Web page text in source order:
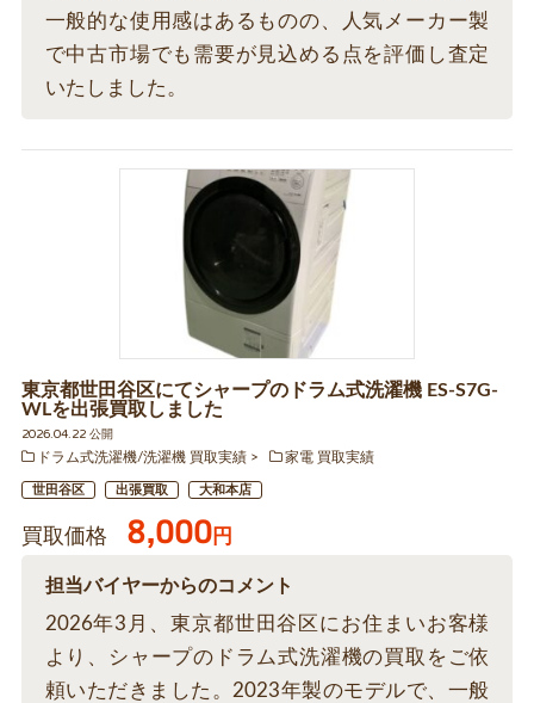
一般的な使用感はあるものの、人気メーカー製
で中古市場でも需要が見込める点を評価し査定
いたしました。
東京都世田谷区にてシャープのドラム式洗濯機 ES-S7G-
WLを出張買取しました
2026.04.22 公開
ドラム式洗濯機/洗濯機 買取実績
家電 買取実績
世田谷区 出張買取 大和本店
買取価格 8,000円
担当バイヤーからのコメント
2026年3月、東京都世田谷区にお住まいお客様
より、シャープのドラム式洗濯機の買取をご依
頼いただきました。2023年製のモデルで、一般